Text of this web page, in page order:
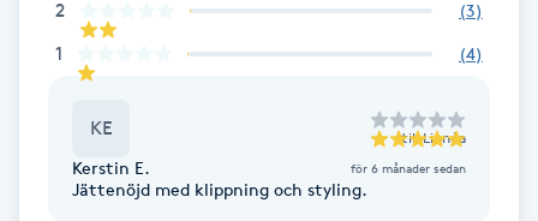
Face framing
Faceliftmassage
Fet hårbotten
2 (3)
1 (4)
KE till Linnéa
Kerstin E. för 6 månader sedan
Jättenöjd med klippning och styling.